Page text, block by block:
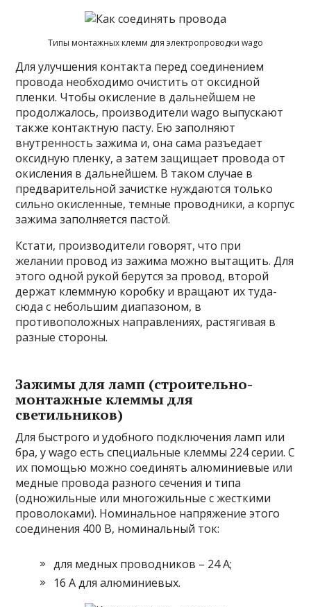
Типы монтажных клемм для электропроводки wago
Для улучшения контакта перед соединением
провода необходимо очистить от оксидной
пленки. Чтобы окисление в дальнейшем не
продолжалось, производители wago выпускают
также контактную пасту. Ею заполняют
внутренность зажима и, она сама разъедает
оксидную пленку, а затем защищает провода от
окисления в дальнейшем. В таком случае в
предварительной зачистке нуждаются только
сильно окисленные, темные проводники, а корпус
зажима заполняется пастой.
Кстати, производители говорят, что при
желании провод из зажима можно вытащить. Для
этого одной рукой берутся за провод, второй
держат клеммную коробку и вращают их туда-
сюда с небольшим диапазоном, в
противоположных направлениях, растягивая в
разные стороны.
Зажимы для ламп (строительно-
монтажные клеммы для
светильников)
Для быстрого и удобного подключения ламп или
бра, у wago есть специальные клеммы 224 серии. С
их помощью можно соединять алюминиевые или
медные провода разного сечения и типа
(одножильные или многожильные с жесткими
проволоками). Номинальное напряжение этого
соединения 400 В, номинальный ток:
для медных проводников – 24 A;
16 A для алюминиевых.